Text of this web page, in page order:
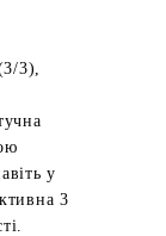
3),
у
3